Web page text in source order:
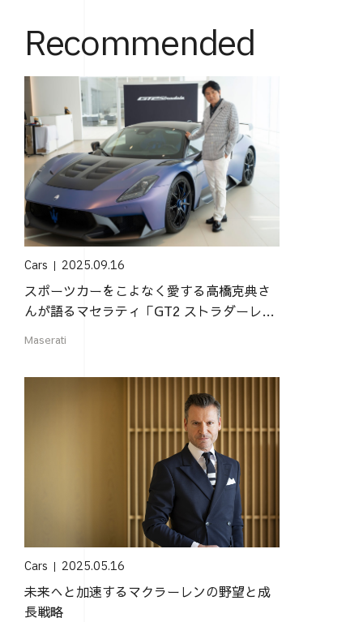
Recommended
Cars 2025.09.16
スポーツカーをこよなく愛する高橋克典さ
んが語るマセラティ「GT2 ストラダーレ」
Maserati
Cars 2025.05.16
未来へと加速するマクラーレンの野望と成
長戦略